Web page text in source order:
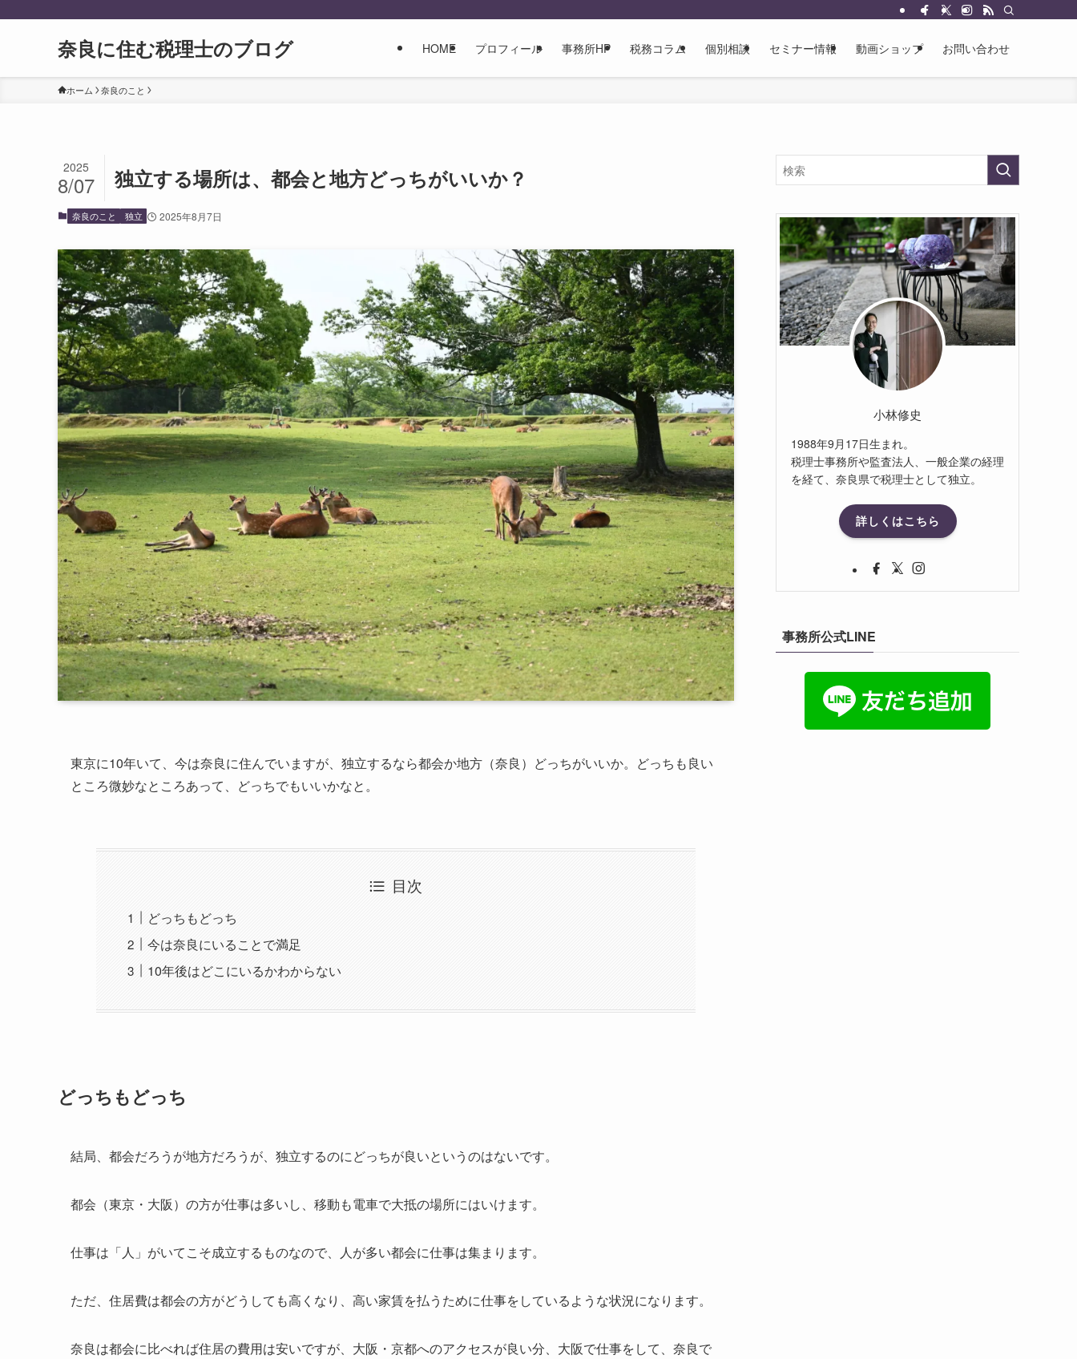
奈良に住む税理士のブログ HOME プロフィール 事務所HP 税務コラム 個別相談 セミナー情報 動画ショップ お問い合わせ
ホーム 奈良のこと
独立する場所は、都会と地方どっちがいいか？
2025
8/07
奈良のこと 独立 2025年8月7日
東京に10年いて、今は奈良に住んでいますが、独立するなら都会か地方（奈良）どっちがいいか。どっちも良い
ところ微妙なところあって、どっちでもいいかなと。
目次
どっちもどっち
今は奈良にいることで満足
10年後はどこにいるかわからない
どっちもどっち
結局、都会だろうが地方だろうが、独立するのにどっちが良いというのはないです。
都会（東京・大阪）の方が仕事は多いし、移動も電車で大抵の場所にはいけます。
仕事は「人」がいてこそ成立するものなので、人が多い都会に仕事は集まります。
ただ、住居費は都会の方がどうしても高くなり、高い家賃を払うために仕事をしているような状況になります。
奈良は都会に比べれば住居の費用は安いですが、大阪・京都へのアクセスが良い分、大阪で仕事をして、奈良で
小林修史
1988年9月17日生まれ。
税理士事務所や監査法人、一般企業の経理
を経て、奈良県で税理士として独立。
詳しくはこちら
事務所公式LINE